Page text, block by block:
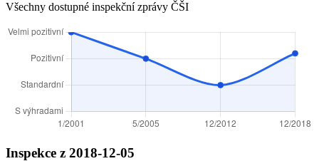
Všechny dostupné inspekční zprávy ČŠI
Inspekce z 2018-12-05